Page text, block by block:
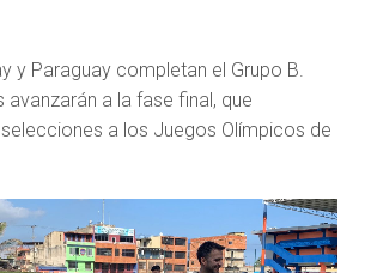
y Paraguay completan el Grupo B.
avanzarán a la fase final, que
a los Juegos Olímpicos de